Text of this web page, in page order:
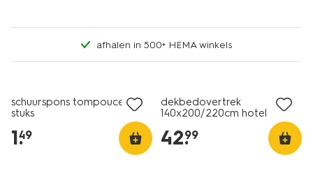
afhalen in 500+ HEMA winkels
schuurspons tompouce - 2
stuks
1.
49
dekbedovertrek
140x200/220cm hotel
42.
99